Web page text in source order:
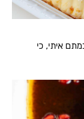
איתי, כי